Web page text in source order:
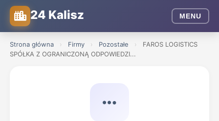
24 Kalisz MENU
Strona główna › Firmy › Pozostałe ›
FAROS LOGISTICS
SPÓŁKA Z OGRANICZONĄ ODPOWIEDZI...